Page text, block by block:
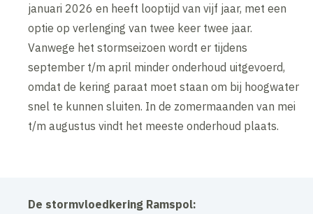
januari 2026 en heeft looptijd van vijf jaar, met een
optie op verlenging van twee keer twee jaar.
Vanwege het stormseizoen wordt er tijdens
september t/m april minder onderhoud uitgevoerd,
omdat de kering paraat moet staan om bij hoogwater
snel te kunnen sluiten. In de zomermaanden van mei
t/m augustus vindt het meeste onderhoud plaats.
De stormvloedkering Ramspol: